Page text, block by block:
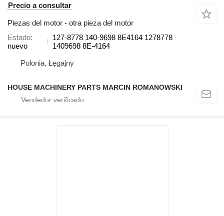
Precio a consultar
Piezas del motor - otra pieza del motor
Estado
nuevo
127-8778 140-9698 8E4164 1278778
1409698 8E-4164
Polonia, Łęgajny
HOUSE MACHINERY PARTS MARCIN ROMANOWSKI